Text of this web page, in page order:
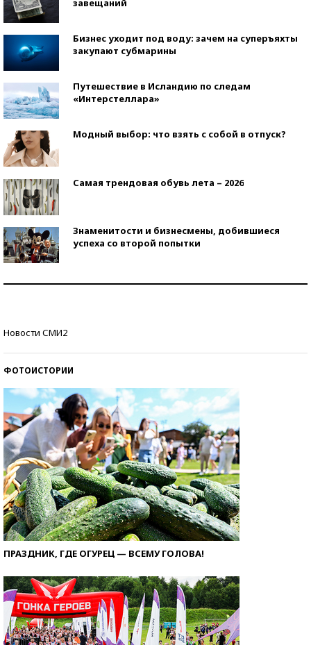
завещаний
Бизнес уходит под воду: зачем на суперъяхты
закупают субмарины
Путешествие в Исландию по следам
«Интерстеллара»
Модный выбор: что взять с собой в отпуск?
Самая трендовая обувь лета – 2026
Знаменитости и бизнесмены, добившиеся
успеха со второй попытки
Новости СМИ2
ФОТОИСТОРИИ
ПРАЗДНИК, ГДЕ ОГУРЕЦ — ВСЕМУ ГОЛОВА!